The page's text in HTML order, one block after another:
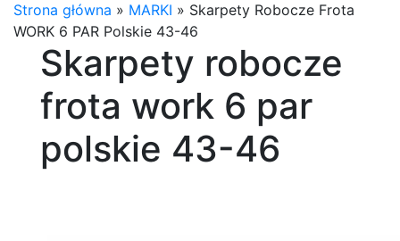
Strona główna » MARKI » Skarpety Robocze Frota
WORK 6 PAR Polskie 43-46
Skarpety robocze
frota work 6 par
polskie 43-46